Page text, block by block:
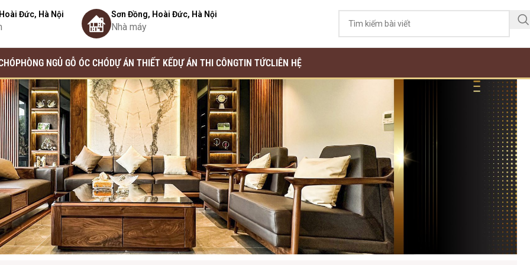
Đức, Hà Nội Sơn Đồng, Hoài Đức, Hà Nội
Nhà máy
PHÒNG NGỦ GỖ ÓC CHÓDỰ ÁN THIẾT KẾDỰ ÁN THI CÔNGTIN TỨCLIÊN HỆ